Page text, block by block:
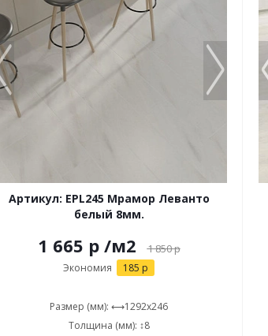
Артикул: EPL245 Мрамор Леванто
белый 8мм.
1 665 р /м2 1 850р
Экономия 185 р
Размер (мм): ⟷1292x246
Толщина (мм): ↕8